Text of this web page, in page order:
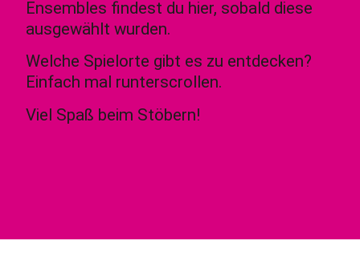
Ensembles findest du hier, sobald diese
ausgewählt wurden.
Welche Spielorte gibt es zu entdecken?
Einfach mal runterscrollen.
Viel Spaß beim Stöbern!